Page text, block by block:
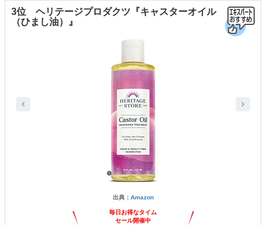
3位 ヘリテージプロダクツ『キャスターオイル
（ひまし油）』
出典： Amazon
毎日お得なタイム
セール開催中